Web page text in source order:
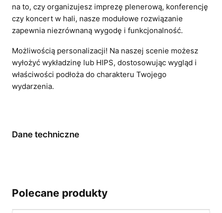
na to, czy organizujesz imprezę plenerową, konferencję
czy koncert w hali, nasze modułowe rozwiązanie
zapewnia niezrównaną wygodę i funkcjonalność.
Możliwością personalizacji! Na naszej scenie możesz
wyłożyć wykładzinę lub HIPS, dostosowując wygląd i
właściwości podłoża do charakteru Twojego
wydarzenia.
Dane techniczne
Polecane produkty